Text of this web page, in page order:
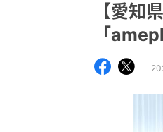
【愛知
「